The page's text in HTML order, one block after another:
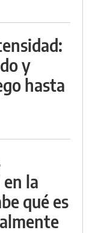
y
hasta
la
qué es